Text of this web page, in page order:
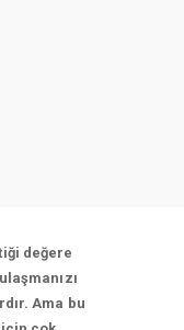
değere
Ama bu